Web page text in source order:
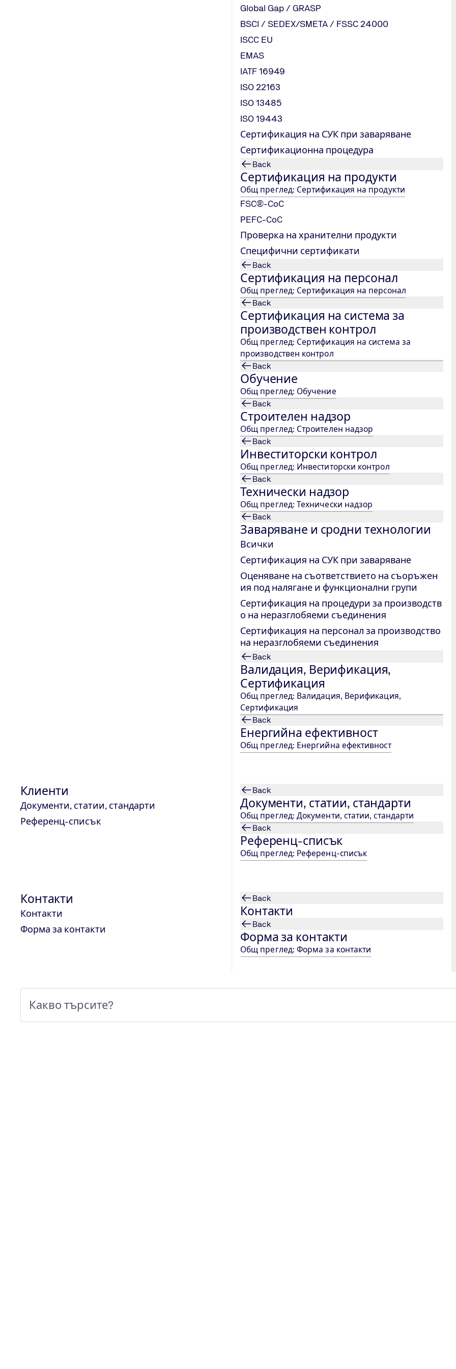
Global Gap / GRASP
BSCI / SEDEX/SMETA / FSSC 24000
ISCC EU
EMAS
IATF 16949
ISO 22163
ISO 13485
ISO 19443
Сертификация на СУК при заваряване
Сертификационна процедура
Back
Сертификация на продукти
Общ преглед: Сертификация на продукти
FSC®-CoC
PEFC-CoC
Проверка на хранителни продукти
Специфични сертификати
Back
Сертификация на персонал
Общ преглед: Сертификация на персонал
Back
Сертификация на система за
производствен контрол
Общ преглед: Сертификация на система за
производствен контрол
Back
Обучение
Общ преглед: Обучение
Back
Строителен надзор
Общ преглед: Строителен надзор
Back
Инвеститорски контрол
Общ преглед: Инвеститорски контрол
Back
Технически надзор
Общ преглед: Технически надзор
Back
Заваряване и сродни технологии
Всички
Сертификация на СУК при заваряване
Оценяване на съответствието на съоръжен
ия под налягане и функционални групи
Сертификация на процедури за производств
о на неразглобяеми съединения
Сертификация на персонал за производство
на неразглобяеми съединения
Back
Валидация, Верификация,
Сертификация
Общ преглед: Валидация, Верификация,
Сертификация
Back
Енергийна ефективност
Общ преглед: Енергийна ефективност
Клиенти
Документи, статии, стандарти
Референц-списък
Back
Документи, статии, стандарти
Общ преглед: Документи, статии, стандарти
Back
Референц-списък
Общ преглед: Референц-списък
Контакти
Контакти
Форма за контакти
Back
Контакти
Back
Форма за контакти
Общ преглед: Форма за контакти
гарантира на вашите вътрешни и външни клиенти, че вашата организация ще
ефективността на организациите - ключова причина, поради която все повече
Причината: предоставяните услуги и производствени процеси все повече се
Колко рентабилни могат да бъдат информационно-технологичните продукти,
дефинирани характеристики. Ето защо е важно да се постигне най-високо ниво
Сертификатът по ISO 20000-1 удостоверява, че вашата организация е
да отговаря на международно определените стандарти. Стандартът обхваща
на услуги (SMS) и може да се прилага за всички компании, които предлагат услуги.
Предимства на сертификацията по ISO/IEC
специфични за клиента ИТ услуги (споразумения за ниво на
Непрекъснато подобряване на ИТ услугите чрез изпитани
Подобряване на използването на ресурсите и повишаване на
Повишаване на удовлетвореността и доверието на клиентите
Гарантиране на висококачествено обслужване на клиентите
Чрез изпълнението на ISO 20000-1, компаниите гарантират
качеството на предлаганите от тях услуги и могат да съобщят
на външни страни, че предоставят надеждни и рентабилни
услуги, като предоставят обективни доказателства. Естествено,
желанията и нуждите на клиента са на първо място. Система за
управление, въведена в рамките на ISO 20000-1, ви позволява
да предложите целенасочено ориентирана и оптимизирана от
дългосрочно конкурентно предимство и ще повиши вашата
Изменение на климата – допълнения към стандартите за системи за управление
В съвместна декларация от февруари 2024 г. Международният форум за акредитация (IAF) и
допълненията към различни стандарти за системи за управление. В декларацията се подчертава
Засегнати са раздели 4.1 и 4.2 от съответния стандарт.
Допълненията имат за цел да гарантират, че въпросите, свързани с изменението на климата, се
аспекти, свързани с ефективността на системите за управление.